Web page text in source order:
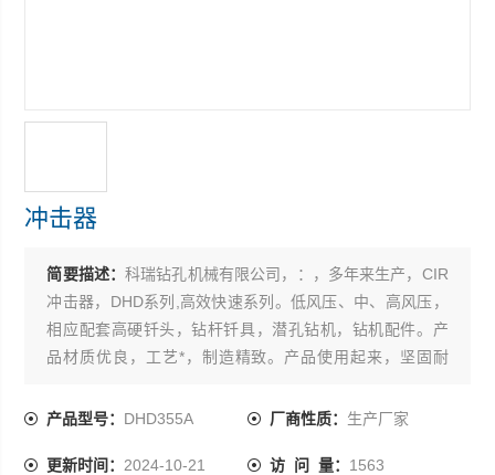
冲击器
简要描述：科瑞钻孔机械有限公司，：，多年来生产，CIR
冲击器，DHD系列,高效快速系列。低风压、中、高风压，
相应配套高硬钎头，钻杆钎具，潜孔钻机，钻机配件。产
品材质优良，工艺*，制造精致。产品使用起来，坚固耐
产品型号： DHD355A 厂商性质： 生产厂家
更新时间： 2024-10-21 访 问 量： 1563